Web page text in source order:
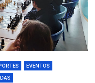
EVENTOS